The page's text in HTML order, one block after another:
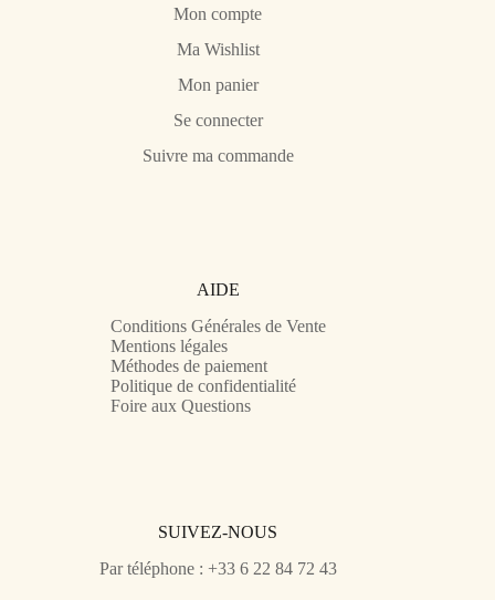
Mon compte
Ma Wishlist
Mon panier
Se connecter
Suivre ma commande
AIDE
Conditions Générales de Vente
Mentions légales
Méthodes de paiement
Politique de confidentialité
Foire aux Questions
SUIVEZ-NOUS
Par téléphone : +33 6 22 84 72 43